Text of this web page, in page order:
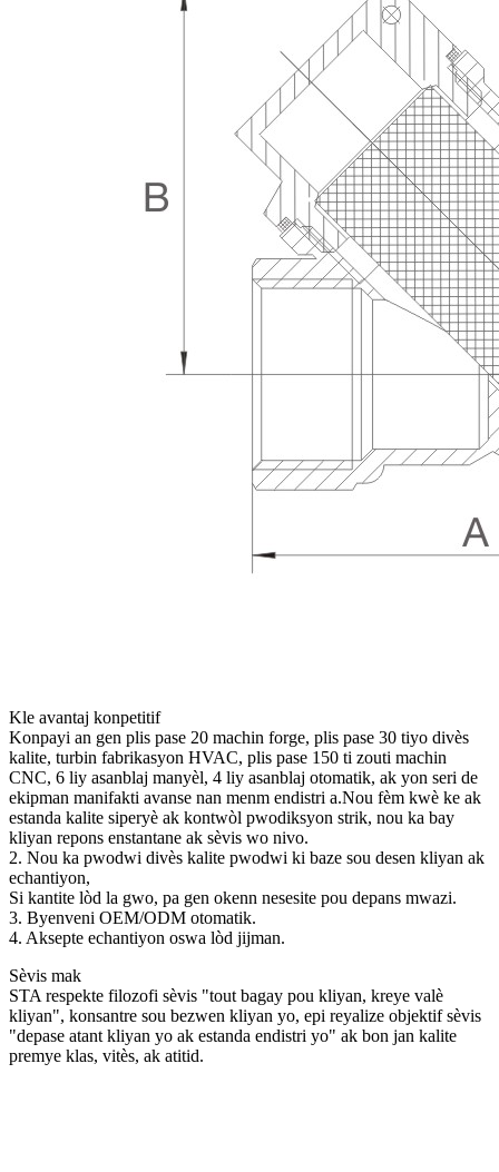
Kle avantaj konpetitif
Konpayi an gen plis pase 20 machin forge, plis pase 30 tiyo divès
kalite, turbin fabrikasyon HVAC, plis pase 150 ti zouti machin
CNC, 6 liy asanblaj manyèl, 4 liy asanblaj otomatik, ak yon seri de
ekipman manifakti avanse nan menm endistri a.Nou fèm kwè ke ak
estanda kalite siperyè ak kontwòl pwodiksyon strik, nou ka bay
kliyan repons enstantane ak sèvis wo nivo.
2. Nou ka pwodwi divès kalite pwodwi ki baze sou desen kliyan ak
echantiyon,
Si kantite lòd la gwo, pa gen okenn nesesite pou depans mwazi.
3. Byenveni OEM/ODM otomatik.
4. Aksepte echantiyon oswa lòd jijman.
Sèvis mak
STA respekte filozofi sèvis "tout bagay pou kliyan, kreye valè
kliyan", konsantre sou bezwen kliyan yo, epi reyalize objektif sèvis
"depase atant kliyan yo ak estanda endistri yo" ak bon jan kalite
premye klas, vitès, ak atitid.